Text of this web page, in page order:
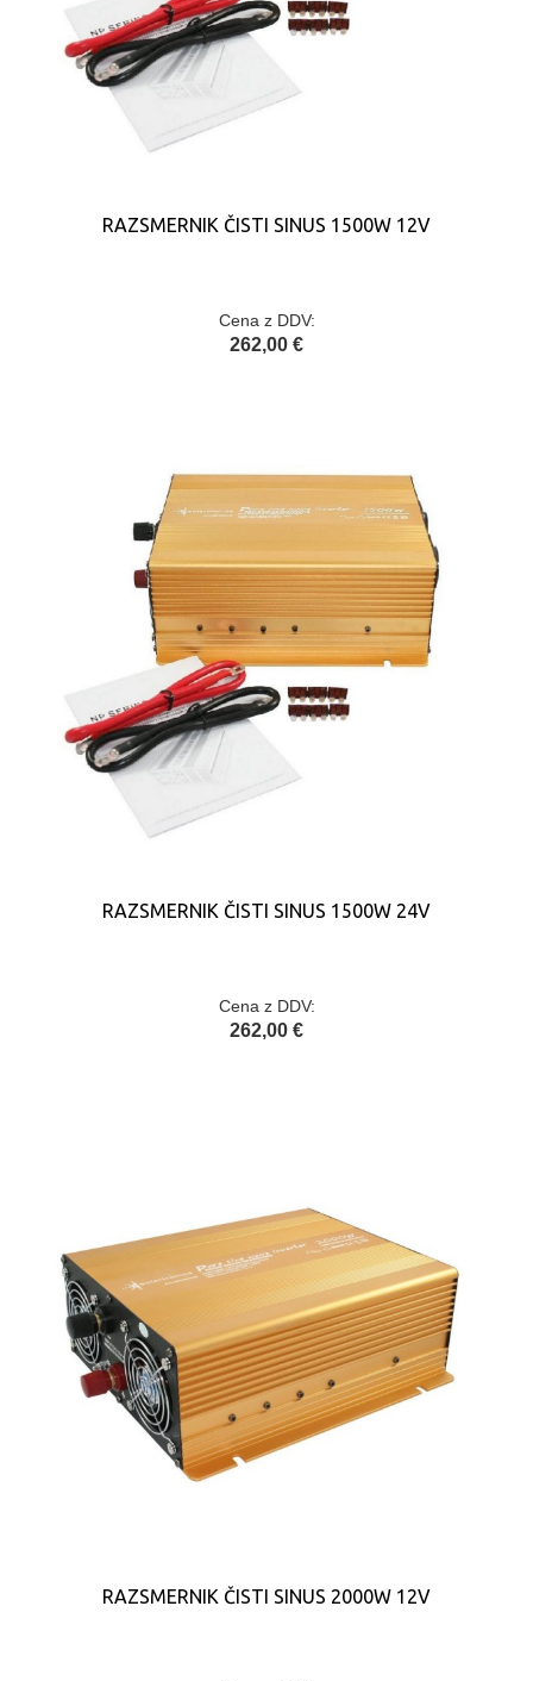
RAZSMERNIK ČISTI SINUS 1500W 12V
Cena z DDV:
262,00 €
RAZSMERNIK ČISTI SINUS 1500W 24V
Cena z DDV:
262,00 €
RAZSMERNIK ČISTI SINUS 2000W 12V